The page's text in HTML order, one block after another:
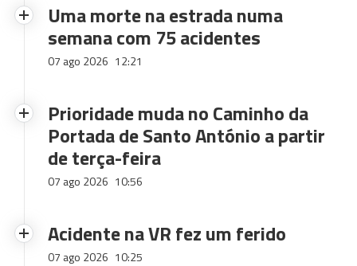
Uma morte na estrada numa
semana com 75 acidentes
07 ago 2026 12:21
Prioridade muda no Caminho da
Portada de Santo António a partir
de terça-feira
07 ago 2026 10:56
Acidente na VR fez um ferido
07 ago 2026 10:25